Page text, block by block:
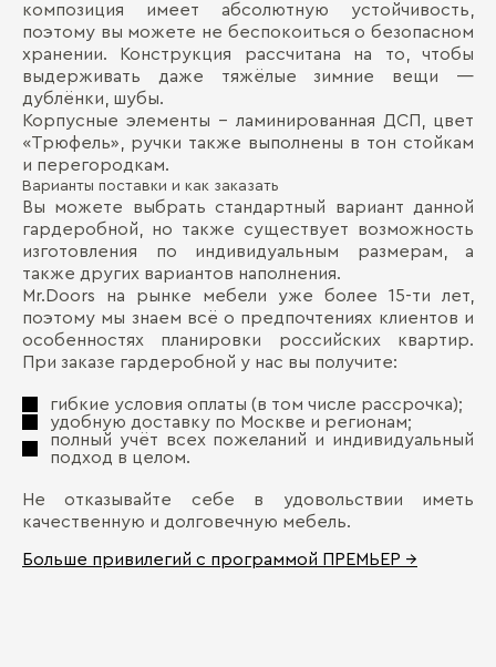
композиция имеет абсолютную устойчивость,
поэтому вы можете не беспокоиться о безопасном
хранении. Конструкция рассчитана на то, чтобы
выдерживать даже тяжёлые зимние вещи —
дублёнки, шубы.
Корпусные элементы – ламинированная ДСП, цвет
«Трюфель», ручки также выполнены в тон стойкам
и перегородкам.
Варианты поставки и как заказать
Вы можете выбрать стандартный вариант данной
гардеробной, но также существует возможность
изготовления по индивидуальным размерам, а
также других вариантов наполнения.
Mr.Doors на рынке мебели уже более 15-ти лет,
поэтому мы знаем всё о предпочтениях клиентов и
особенностях планировки российских квартир.
При заказе гардеробной у нас вы получите:
гибкие условия оплаты (в том числе рассрочка);
удобную доставку по Москве и регионам;
полный учёт всех пожеланий и индивидуальный
подход в целом.
Не отказывайте себе в удовольствии иметь
качественную и долговечную мебель.
Больше привилегий с программой ПРЕМЬЕР →